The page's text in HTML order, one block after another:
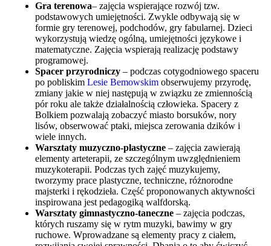
Gra terenowa– zajęcia wspierające rozwój tzw.
podstawowych umiejętności. Zwykle odbywają się w
formie gry terenowej, podchodów, gry fabularnej. Dzieci
wykorzystują wiedzę ogólną, umiejętności językowe i
matematyczne. Zajęcia wspierają realizację podstawy
programowej.
Spacer przyrodniczy – podczas cotygodniowego spaceru
po pobliskim Lesie Bemowskim obserwujemy przyrodę,
zmiany jakie w niej następują w związku ze zmiennością
pór roku ale także działalnością człowieka. Spacery z
Bolkiem pozwalają zobaczyć miasto borsuków, nory
lisów, obserwować ptaki, miejsca zerowania dzików i
wiele innych.
Warsztaty muzyczno-plastyczne – zajęcia zawierają
elementy arteterapii, ze szczególnym uwzględnieniem
muzykoterapii. Podczas tych zajęć muzykujemy,
tworzymy prace plastyczne, techniczne, różnorodne
majsterki i rękodzieła. Część proponowanych aktywności
inspirowana jest pedagogiką walfdorską.
Warsztaty gimnastyczno-taneczne – zajęcia podczas,
których ruszamy się w rytm muzyki, bawimy w gry
ruchowe. Wprowadzane są elementy pracy z ciałem,